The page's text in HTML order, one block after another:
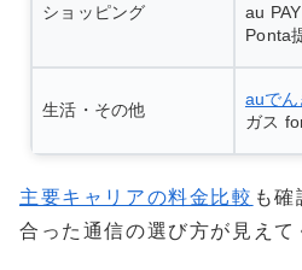
ショッピング
au
Ponta
生活・その他
auでん
ガス
主要キャリアの料金比較 も
合った通信の選び方が見えて